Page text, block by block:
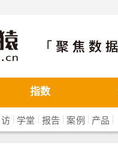
指数
| 学堂 | 报告 | 案例 | 产品 |